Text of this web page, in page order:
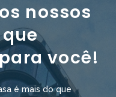
nossos
você!
é mais do que